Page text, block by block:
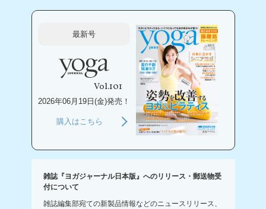
最新号
Vol.101
2026年06月19日(金)発売！
購入はこちら
雑誌『ヨガジャーナル日本版』へのリリース・郵送物受
付について
雑誌編集部宛ての新製品情報などのニュースリリース、